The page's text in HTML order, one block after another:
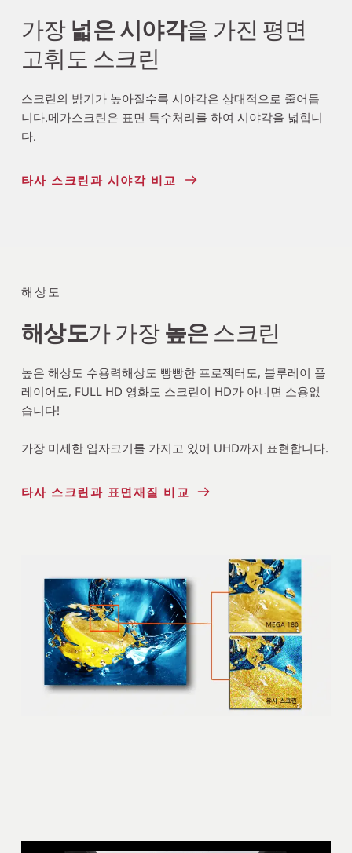
가장 넓은 시야각을 가진 평면
고휘도 스크린
스크린의 밝기가 높아질수록 시야각은 상대적으로 줄어듭
니다.메가스크린은 표면 특수처리를 하여 시야각을 넓힙니
다.
타사 스크린과 시야각 비교
해상도
해상도가 가장 높은 스크린
높은 해상도 수용력해상도 빵빵한 프로젝터도, 블루레이 플
레이어도, FULL HD 영화도 스크린이 HD가 아니면 소용없
습니다!
가장 미세한 입자크기를 가지고 있어 UHD까지 표현합니다.
타사 스크린과 표면재질 비교